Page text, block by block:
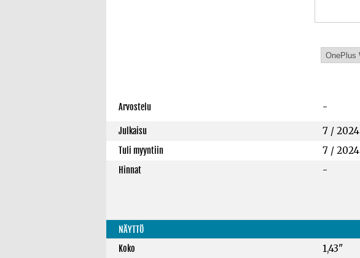
Arvostelu -
Julkaisu 7 / 2024
Tuli myyntiin 7 / 2024
Hinnat -
NÄYTTÖ
Koko
1,43"